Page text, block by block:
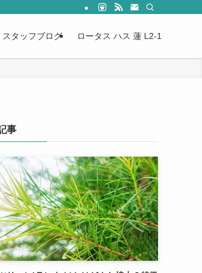
スタッフブログ ロータス ハス 蓮 L2-1
事